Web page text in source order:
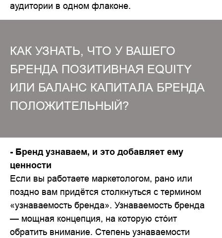
аудитории в одном флаконе.
КАК УЗНАТЬ, ЧТО У ВАШЕГО
БРЕНДА ПОЗИТИВНАЯ EQUITY
ИЛИ БАЛАНС КАПИТАЛА БРЕНДА
ПОЛОЖИТЕЛЬНЫЙ?
- Бренд узнаваем, и это добавляет ему
ценности
Если вы работаете маркетологом, рано или
поздно вам придётся столкнуться с термином
«узнаваемость бренда». Узнаваемость бренда
— мощная концепция, на которую сто́ит
обратить внимание. Степень узнаваемости